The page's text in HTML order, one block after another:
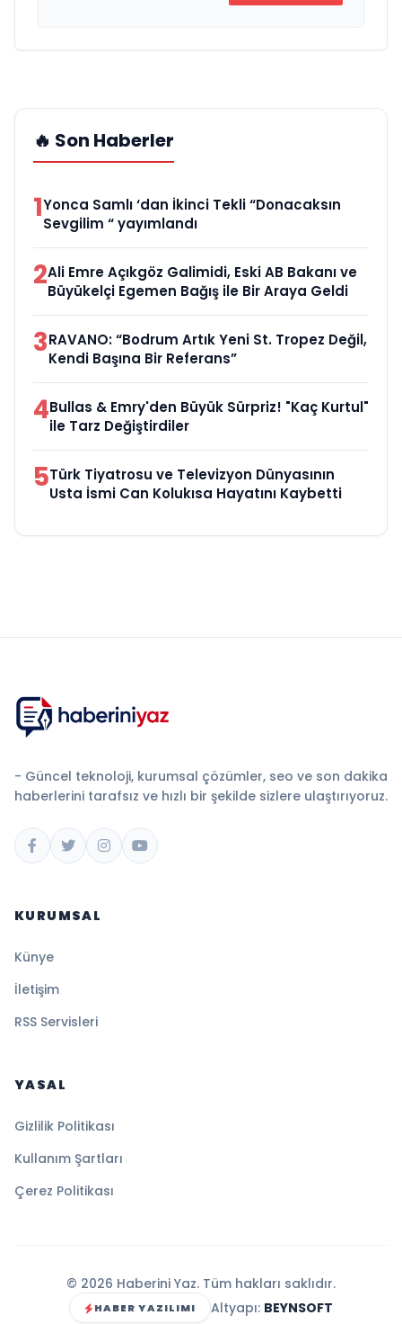
🔥 Son Haberler
1Yonca Samlı ‘dan İkinci Tekli “Donacaksın
Sevgilim “ yayımlandı
2Ali Emre Açıkgöz Galimidi, Eski AB Bakanı ve
Büyükelçi Egemen Bağış ile Bir Araya Geldi
3RAVANO: “Bodrum Artık Yeni St. Tropez Değil,
Kendi Başına Bir Referans”
4Bullas & Emry'den Büyük Sürpriz! "Kaç Kurtul"
ile Tarz Değiştirdiler
5Türk Tiyatrosu ve Televizyon Dünyasının
Usta İsmi Can Kolukısa Hayatını Kaybetti
- Güncel teknoloji, kurumsal çözümler, seo ve son dakika
haberlerini tarafsız ve hızlı bir şekilde sizlere ulaştırıyoruz.
KURUMSAL
Künye
İletişim
RSS Servisleri
YASAL
Gizlilik Politikası
Kullanım Şartları
Çerez Politikası
© 2026 Haberini Yaz. Tüm hakları saklıdır.
HABER YAZILIMI Altyapı: BEYNSOFT